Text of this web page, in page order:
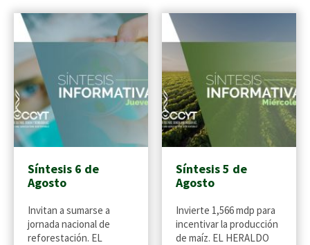
Síntesis 6 de
Agosto
Invitan a sumarse a
jornada nacional de
reforestación. EL
Síntesis 5 de
Agosto
Invierte 1,566 mdp para
incentivar la producción
de maíz. EL HERALDO